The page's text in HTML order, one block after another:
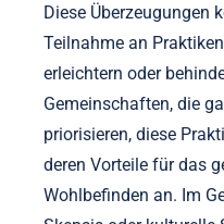
fördert. Infolgedessen
Techniken an, um die
optimieren, was die
psychologischer
hervorhebt.
Wie beeinflussen